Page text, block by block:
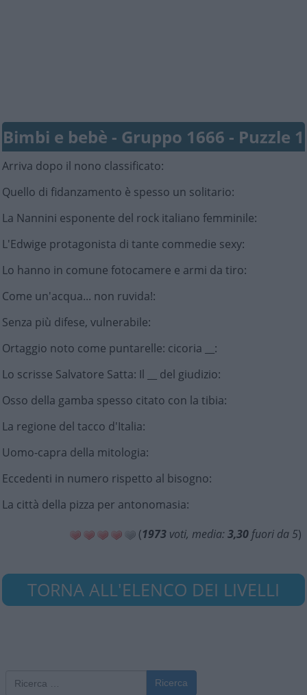
Bimbi e bebè - Gruppo 1666 - Puzzle 1
Arriva dopo il nono classificato:
Quello di fidanzamento è spesso un solitario:
La Nannini esponente del rock italiano femminile:
L'Edwige protagonista di tante commedie sexy:
Lo hanno in comune fotocamere e armi da tiro:
Come un'acqua... non ruvida!:
Senza più difese, vulnerabile:
Ortaggio noto come puntarelle: cicoria __ :
Lo scrisse Salvatore Satta: Il __ del giudizio:
Osso della gamba spesso citato con la tibia:
La regione del tacco d'Italia:
Uomo-capra della mitologia:
Eccedenti in numero rispetto al bisogno:
La città della pizza per antonomasia:
(1973 voti, media: 3,30 fuori da 5)
TORNA ALL'ELENCO DEI LIVELLI
Ricerca